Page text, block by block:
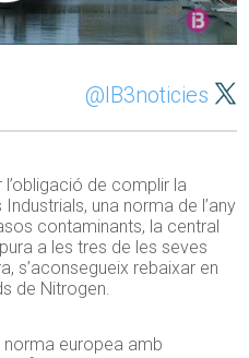
@IB3noticies
l’obligació de complir la
una norma de l’any
contaminants, la central
a les tres de les seves
s’aconsegueix rebaixar en
de Nitrogen.
europea amb